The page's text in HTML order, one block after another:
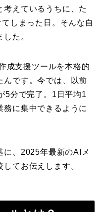
考えているうちに、た
しまった日。そんな自
た。
成支援ツールを本格的
んです。今では、以前
5分で完了。1日平均1
務に集中できるように
に、2025年最新のAIメ
てお伝えします。